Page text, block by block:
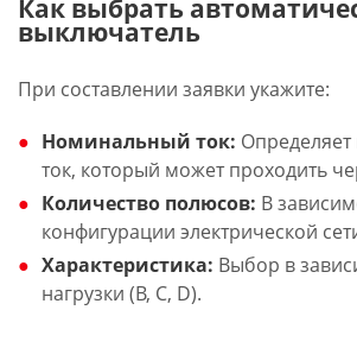
Как выбрать
выключатель
При составлении заявки укажите:
Номинальный ток:
ток, который может проходить
Количество полюсов: В
конфигурации электрической
Характеристика: Выбор в
нагрузки (B, C, D).